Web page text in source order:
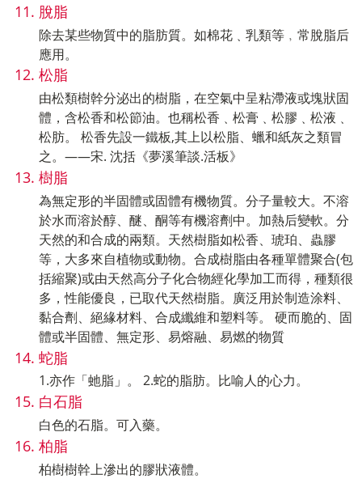
脫脂
除去某些物質中的脂肪質。如棉花﹑乳類等﹐常脫脂后
應用。
松脂
由松類樹幹分泌出的樹脂，在空氣中呈粘滯液或塊狀固
體，含松香和松節油。也稱松香﹑松膏﹑松膠﹑松液﹑
松肪。 松香先設一鐵板,其上以松脂、蠟和紙灰之類冒
之。——宋. 沈括《夢溪筆談.活板》
樹脂
為無定形的半固體或固體有機物質。分子量較大。不溶
於水而溶於醇、醚、酮等有機溶劑中。加熱后變軟。分
天然的和合成的兩類。天然樹脂如松香、琥珀、蟲膠
等，大多來自植物或動物。合成樹脂由各種單體聚合(包
括縮聚)或由天然高分子化合物經化學加工而得，種類很
多，性能優良，已取代天然樹脂。廣泛用於制造涂料、
黏合劑、絕緣材料、合成纖維和塑料等。 硬而脆的、固
體或半固體、無定形、易熔融、易燃的物質
蛇脂
1.亦作「虵脂」。 2.蛇的脂肪。比喻人的心力。
白石脂
白色的石脂。可入藥。
柏脂
柏樹樹幹上滲出的膠狀液體。